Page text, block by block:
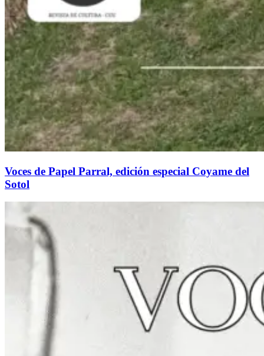
Voces de Papel Parral, edición especial Coyame del
Sotol